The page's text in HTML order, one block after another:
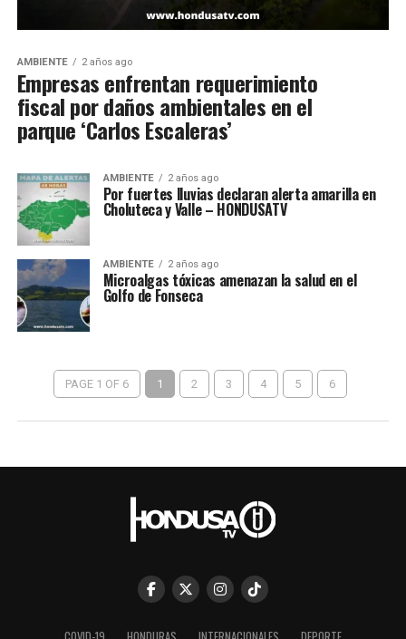
AMBIENTE 2 años ago
Empresas enfrentan requerimiento
fiscal por daños ambientales en el
parque ‘Carlos Escaleras’
AMBIENTE 2 años ago
Por fuertes lluvias declaran alerta amarilla en
Choluteca y Valle – HONDUSATV
AMBIENTE 2 años ago
Microalgas tóxicas amenazan la salud en el
Golfo de Fonseca
PAGE 1 OF 6 1 2 3 4 5 6